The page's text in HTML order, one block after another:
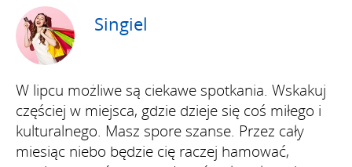
Singiel
W lipcu możliwe są ciekawe spotkania. Wskakuj
częściej w miejsca, gdzie dzieje się coś miłego i
kulturalnego. Masz spore szanse. Przez cały
miesiąc niebo będzie cię raczej hamować,